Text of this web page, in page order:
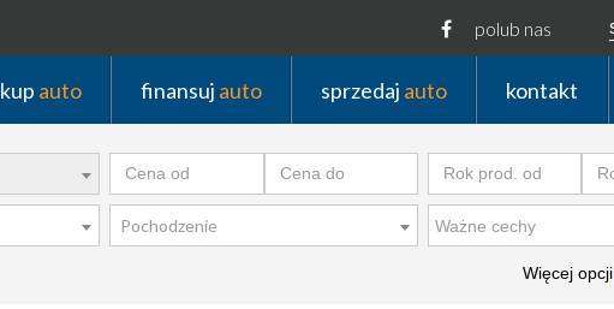
polub nas
kup auto finansuj auto sprzedaj auto kontakt
Pochodzenie
Więcej opcji